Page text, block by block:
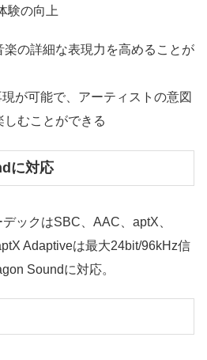
験の向上
の詳細な表現力を高めることが
が可能で、アーティストの意図
しむことができる
に対応
ックはSBC、AAC、aptX、
Adaptiveは最大24bit/96kHz信
Soundに対応。